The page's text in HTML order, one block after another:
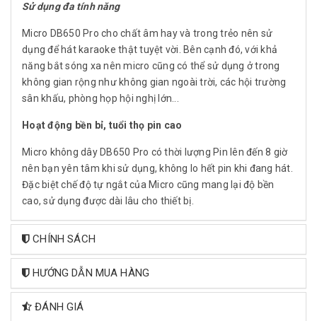
Sử dụng đa tính năng
Micro DB650 Pro cho chất âm hay và trong trẻo nên sử
dụng để hát karaoke thật tuyệt vời. Bên cạnh đó, với khả
năng bắt sóng xa nên micro cũng có thể sử dụng ở trong
không gian rộng như không gian ngoài trời, các hội trường
sân khấu, phòng họp hội nghị lớn...
Hoạt động bền bỉ, tuổi thọ pin cao
Micro không dây DB650 Pro có thời lượng Pin lên đến 8 giờ
nên bạn yên tâm khi sử dụng, không lo hết pin khi đang hát.
Đặc biệt chế độ tự ngắt của Micro cũng mang lại độ bền
cao, sử dụng được dài lâu cho thiết bị.
CHÍNH SÁCH
HƯỚNG DẪN MUA HÀNG
ĐÁNH GIÁ